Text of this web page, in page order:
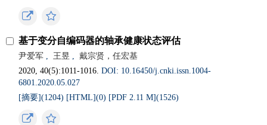
基于变分自编码器的轴承健康状态评估
尹爱军 , 王昱 ,
戴宗贤，任宏基
2020, 40(5):1011-1016.DOI: 10.16450/j.cnki.issn.1004-
6801.2020.05.027
[摘要](1204) [HTML](0) [PDF 2.11 M](1526)